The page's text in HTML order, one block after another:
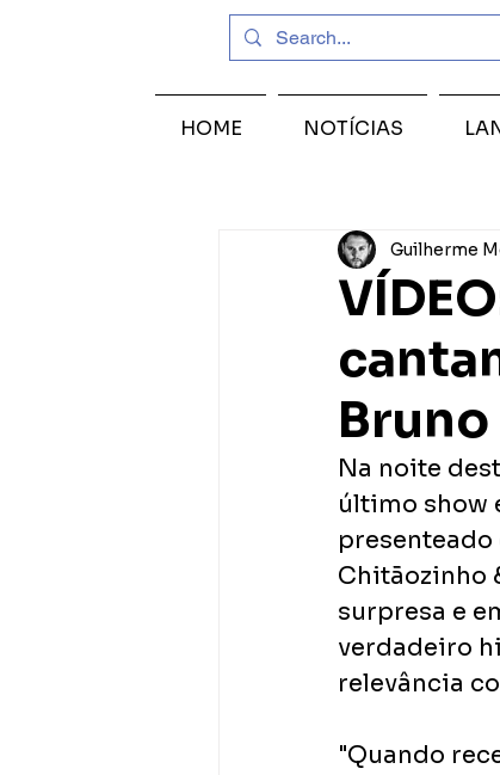
Guilherme
Na noite
último show
Chitãozinho
surpresa e
verdadeiro
relevância
"Quando
HOME NOTÍCIAS